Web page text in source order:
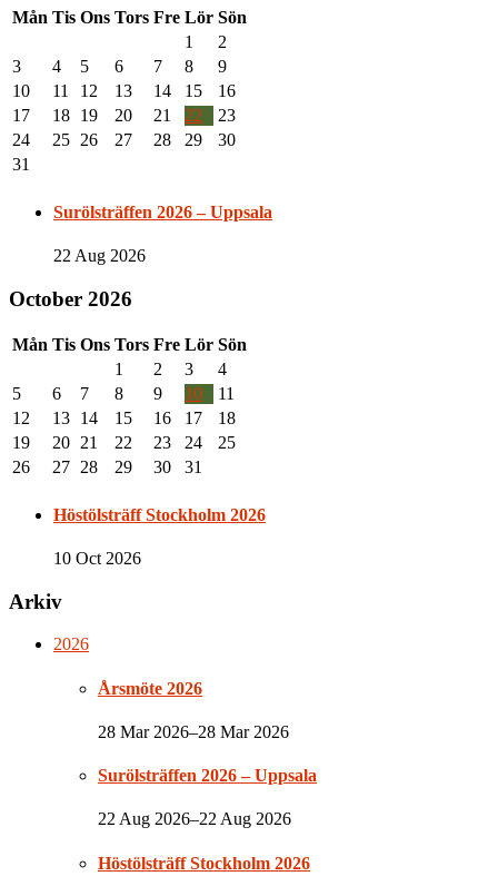
Mån Tis Ons Tors Fre Lör Sön
1
2
3
4 5 6 7 8
9
10
11 12 13 14 15
16
17
18 19 20 21 22
23
24
25 26 27 28 29
30
31
Surölsträffen 2026 – Uppsala
22 Aug 2026
October 2026
Mån Tis Ons Tors Fre Lör Sön
1
2 3
4
5
6 7 8 9 10
11
12
13 14 15 16 17
18
19
20 21 22 23 24
25
26
27 28 29 30 31
Höstölsträff Stockholm 2026
10 Oct 2026
Arkiv
2026
Årsmöte 2026
28 Mar 2026–28 Mar 2026
Surölsträffen 2026 – Uppsala
22 Aug 2026–22 Aug 2026
Höstölsträff Stockholm 2026